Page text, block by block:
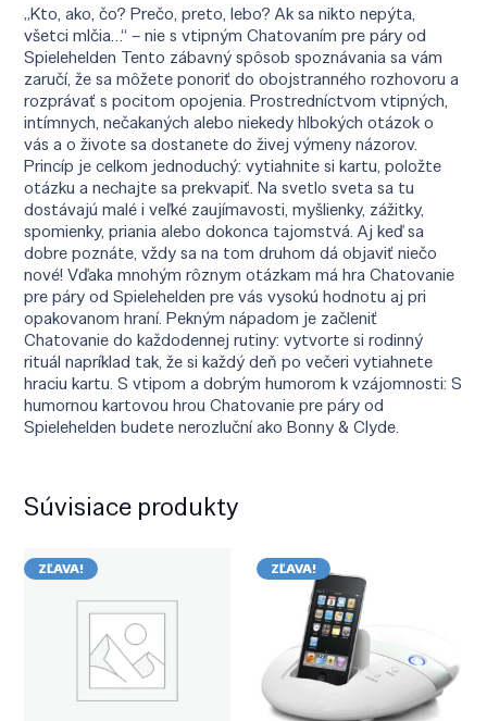
„Kto, ako, čo? Prečo, preto, lebo? Ak sa nikto nepýta,
všetci mlčia…“ – nie s vtipným Chatovaním pre páry od
Spielehelden Tento zábavný spôsob spoznávania sa vám
zaručí, že sa môžete ponoriť do obojstranného rozhovoru a
rozprávať s pocitom opojenia. Prostredníctvom vtipných,
intímnych, nečakaných alebo niekedy hlbokých otázok o
vás a o živote sa dostanete do živej výmeny názorov.
Princíp je celkom jednoduchý: vytiahnite si kartu, položte
otázku a nechajte sa prekvapiť. Na svetlo sveta sa tu
dostávajú malé i veľké zaujímavosti, myšlienky, zážitky,
spomienky, priania alebo dokonca tajomstvá. Aj keď sa
dobre poznáte, vždy sa na tom druhom dá objaviť niečo
nové! Vďaka mnohým rôznym otázkam má hra Chatovanie
pre páry od Spielehelden pre vás vysokú hodnotu aj pri
opakovanom hraní. Pekným nápadom je začleniť
Chatovanie do každodennej rutiny: vytvorte si rodinný
rituál napríklad tak, že si každý deň po večeri vytiahnete
hraciu kartu. S vtipom a dobrým humorom k vzájomnosti: S
humornou kartovou hrou Chatovanie pre páry od
Spielehelden budete nerozluční ako Bonny & Clyde.
Súvisiace produkty
ZĽAVA! ZĽAVA!